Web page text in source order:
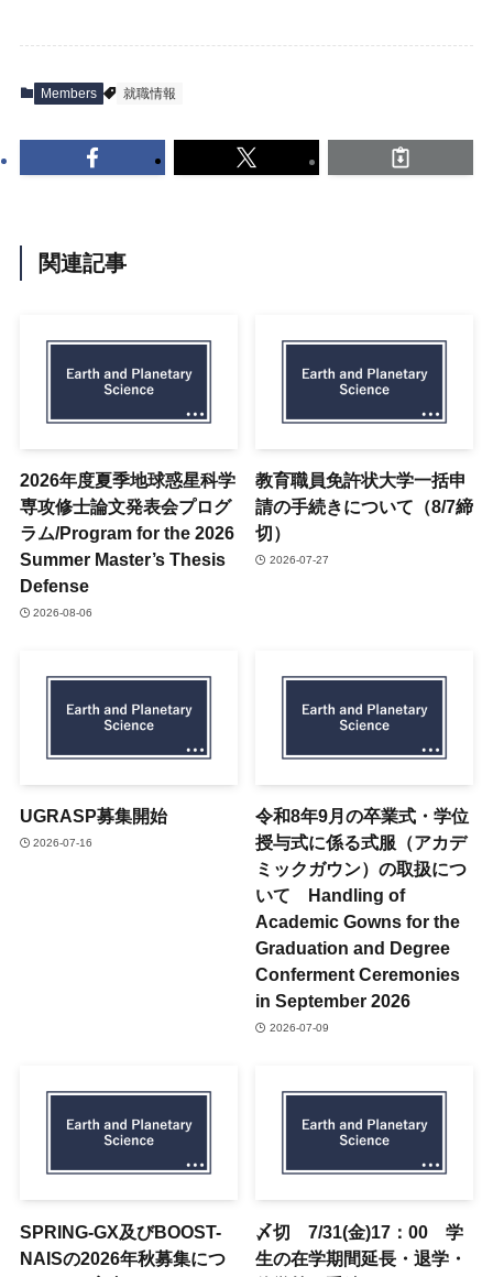
Members 就職情報
関連記事
2026年度夏季地球惑星科学
専攻修士論文発表会プログ
ラム/Program for the 2026
Summer Master’s Thesis
Defense
2026-08-06
教育職員免許状大学一括申
請の手続きについて（8/7締
切）
2026-07-27
UGRASP募集開始
2026-07-16
令和8年9月の卒業式・学位
授与式に係る式服（アカデ
ミックガウン）の取扱につ
いて Handling of
Academic Gowns for the
Graduation and Degree
Conferment Ceremonies
in September 2026
2026-07-09
SPRING-GX及びBOOST-
NAISの2026年秋募集につ
〆切 7/31(金)17：00 学
生の在学期間延長・退学・